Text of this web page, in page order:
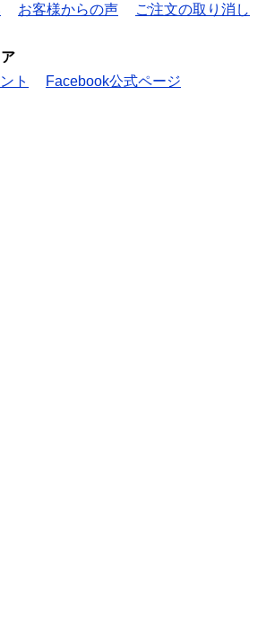
お客様からの声 ご注文の取り消し
ト
Facebook公式ページ